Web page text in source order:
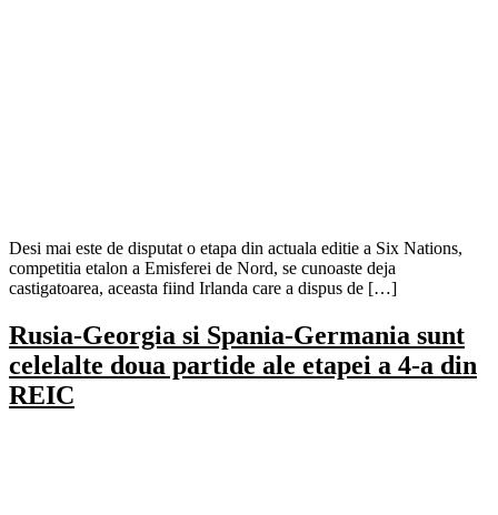
Desi mai este de disputat o etapa din actuala editie a Six Nations,
competitia etalon a Emisferei de Nord, se cunoaste deja
castigatoarea, aceasta fiind Irlanda care a dispus de […]
Rusia-Georgia si Spania-Germania sunt
celelalte doua partide ale etapei a 4-a din
REIC